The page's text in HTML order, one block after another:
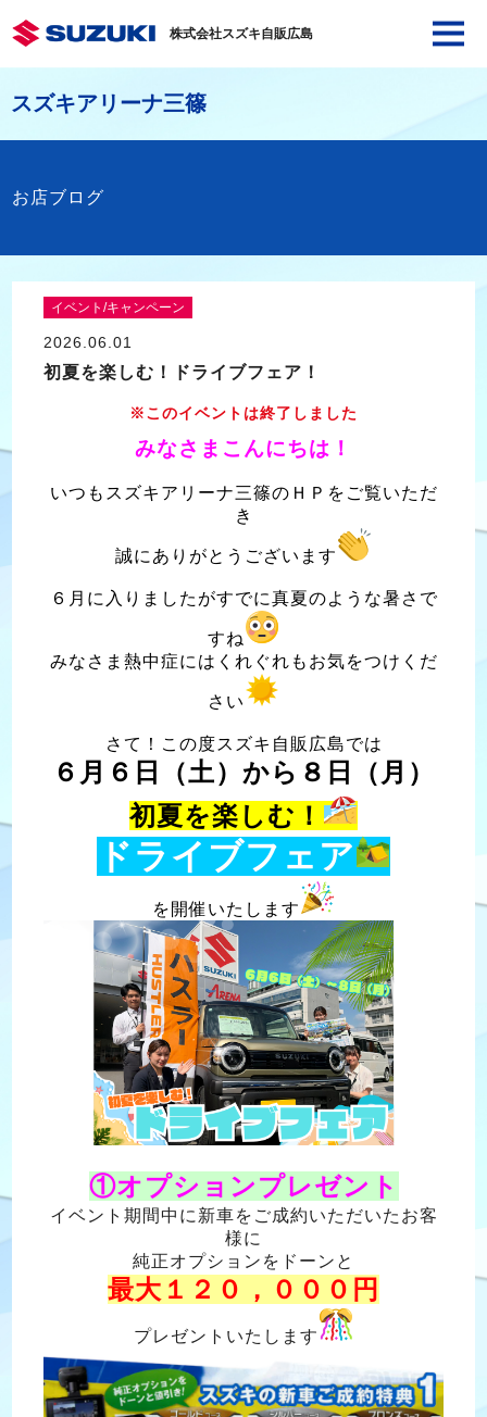
株式会社スズキ自販広島
スズキアリーナ三篠
お店ブログ
イベント/キャンペーン
2026.06.01
初夏を楽しむ！ドライブフェア！
※このイベントは終了しました
みなさまこんにちは！
いつもスズキアリーナ三篠のＨＰをご覧いただ
き
誠にありがとうございます
６月に入りましたがすでに真夏のような暑さで
すね
みなさま熱中症にはくれぐれもお気をつけくだ
さい
さて！この度スズキ自販広島では
６月６日（土）から８日（月）
初夏を楽しむ！
ドライブフェア
を開催いたします
①オプションプレゼント
イベント期間中に新車をご成約いただいたお客
様に
純正オプションをドーンと
最大１２０，０００円
プレゼントいたします